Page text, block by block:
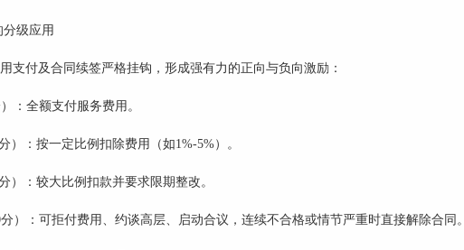
级应用
支付及合同续签严格挂钩，形成强有力的正向与负向激励：
：全额支付服务费用。
）：按一定比例扣除费用（如1%-5%）。
）：较大比例扣款并要求限期整改。
）：可拒付费用、约谈高层、启动合议，连续不合格或情节严重时直接解除合同。